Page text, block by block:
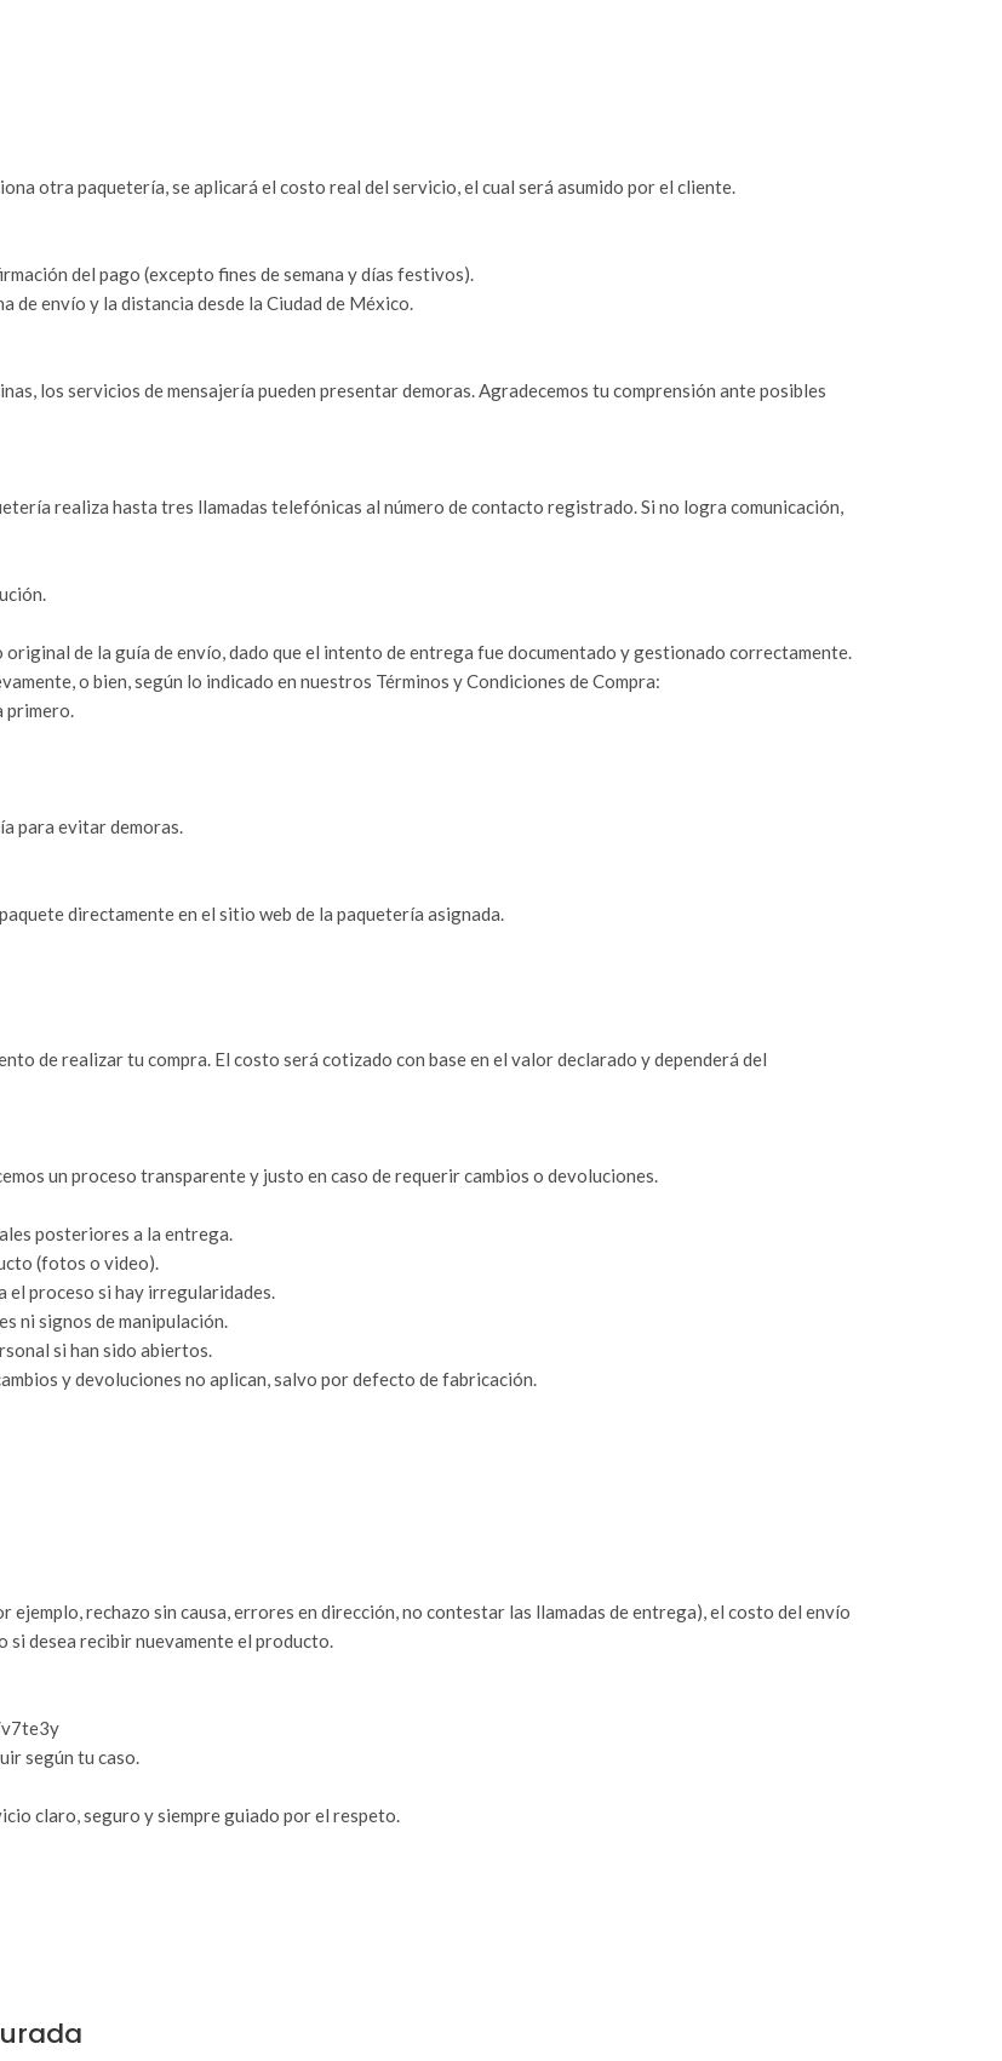
otra paquetería, se aplicará el costo real del servicio, el cual será asumido por el cliente.
del pago (excepto fines de semana y días festivos).
de envío y la distancia desde la Ciudad de México.
los servicios de mensajería pueden presentar demoras. Agradecemos tu comprensión ante posibles
realiza hasta tres llamadas telefónicas al número de contacto registrado. Si no logra comunicación,
de la guía de envío, dado que el intento de entrega fue documentado y gestionado correctamente.
o bien, según lo indicado en nuestros Términos y Condiciones de Compra:
primero.
para evitar demoras.
directamente en el sitio web de la paquetería asignada.
de realizar tu compra. El costo será cotizado con base en el valor declarado y dependerá del
un proceso transparente y justo en caso de requerir cambios o devoluciones.
posteriores a la entrega.
(fotos o video).
el proceso si hay irregularidades.
ni signos de manipulación.
si han sido abiertos.
y devoluciones no aplican, salvo por defecto de fabricación.
rechazo sin causa, errores en dirección, no contestar las llamadas de entrega), el costo del envío
desea recibir nuevamente el producto.
v7te3y
según tu caso.
claro, seguro y siempre guiado por el respeto.